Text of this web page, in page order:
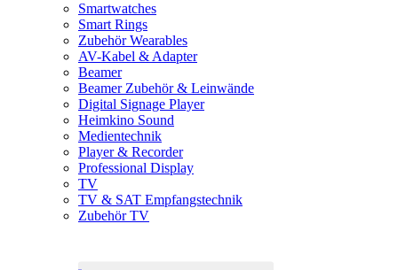
Smartwatches
Smart Rings
Zubehör Wearables
AV-Kabel & Adapter
Beamer
Beamer Zubehör & Leinwände
Digital Signage Player
Heimkino Sound
Medientechnik
Player & Recorder
Professional Display
TV
TV & SAT Empfangstechnik
Zubehör TV